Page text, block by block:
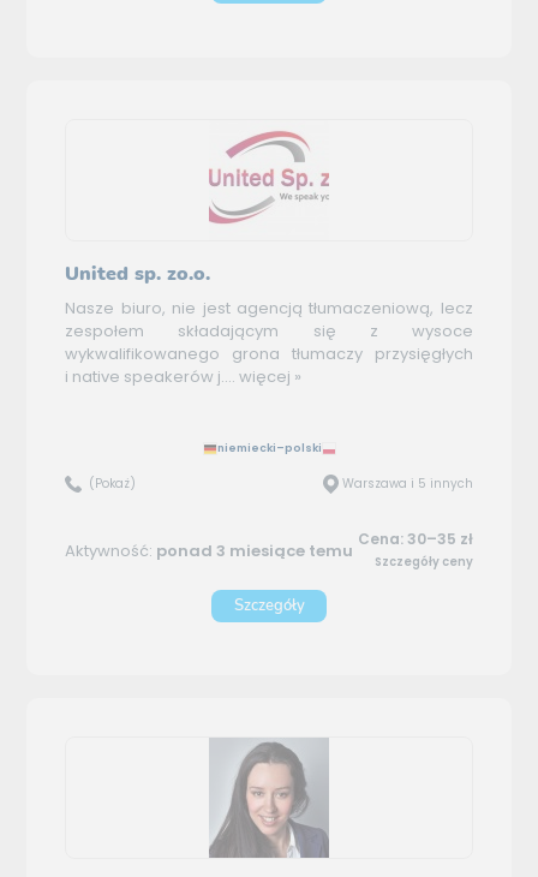
United sp. zo.o.
Nasze biuro, nie jest agencją tłumaczeniową, lecz
zespołem składającym się z wysoce
wykwalifikowanego grona tłumaczy przysięgłych
i native speakerów j.... więcej »
niemiecki–polski
(Pokaż) Warszawa i 5 innych
Aktywność: ponad 3 miesiące temu Cena: 30–35 zł
Szczegóły ceny
Szczegóły